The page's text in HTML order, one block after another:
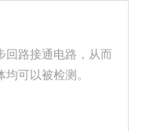
回路接通电路，从而
可以被检测。